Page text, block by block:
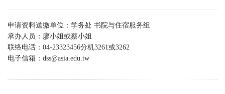
申请资料送缴单位：学务处 书院与住宿服务组
承办人员：廖小姐或蔡小姐
联络电话：04-23323456分机3261或3262
电子信箱： dss@asia.edu.tw